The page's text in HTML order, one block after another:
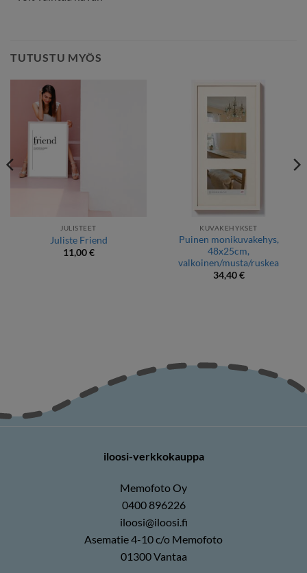
TUTUSTU MYÖS
JULISTEET
Juliste Friend
11,00€
KUVAKEHYKSET
Puinen monikuvakehys,
48x25cm,
valkoinen/musta/ruskea
34,40€
iloosi-verkkokauppa
Memofoto Oy
0400 896226
iloosi@iloosi.fi
Asematie 4-10 c/o Memofoto
01300 Vantaa